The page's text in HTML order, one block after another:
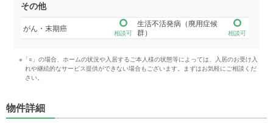
その他
がん・末期癌
相談可
生活不活発病（廃用症候
群）
相談可
※「○」の場合、ホームの状況や入居するご本人様の状態等によっては、入居のお受け入
れや継続的なサービス提供ができない場合もございます。まずはお気軽にご相談くだ
さい。
物件詳細